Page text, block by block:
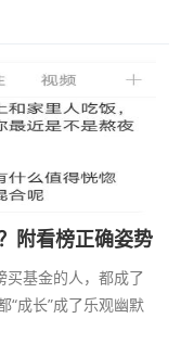
附看榜正确姿势
买基金的人，都成了
“成长”成了乐观幽默